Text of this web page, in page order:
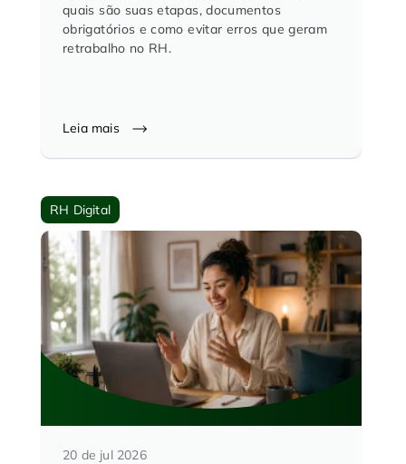
quais são suas etapas, documentos
obrigatórios e como evitar erros que geram
retrabalho no RH.
Leia mais
RH Digital
20 de jul 2026